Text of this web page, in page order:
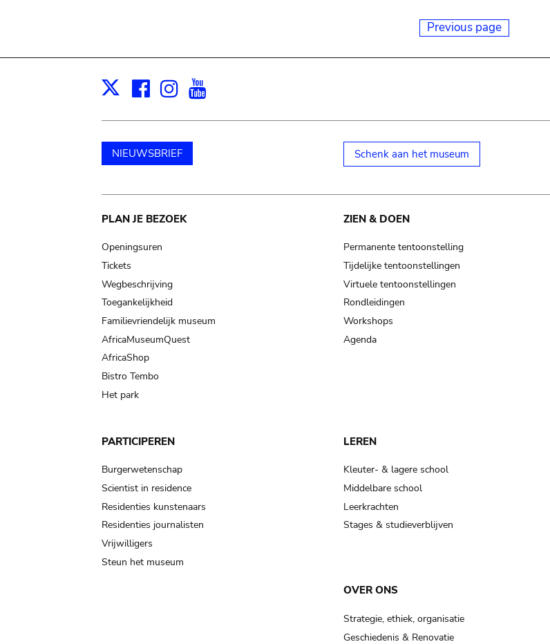
Previous page
X Facebook
Instagram
NIEUWSBRIEF Schenk aan het museum
Main
navigation
PLAN JE BEZOEK
Openingsuren
Tickets
Wegbeschrijving
Toegankelijkheid
Familievriendelijk museum
AfricaMuseumQuest
AfricaShop
Bistro Tembo
Het park
ZIEN & DOEN
Permanente tentoonstelling
Tijdelijke tentoonstellingen
Virtuele tentoonstellingen
Rondleidingen
Workshops
Agenda
PARTICIPEREN
Burgerwetenschap
Scientist in residence
Residenties kunstenaars
Residenties journalisten
Vrijwilligers
Steun het museum
LEREN
Kleuter- & lagere school
Middelbare school
Leerkrachten
Stages & studieverblijven
OVER ONS
Strategie, ethiek, organisatie
Geschiedenis & Renovatie